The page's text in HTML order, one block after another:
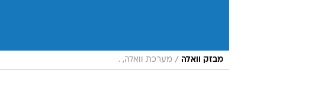
מבזק וואלה / מערכת וואלה, .